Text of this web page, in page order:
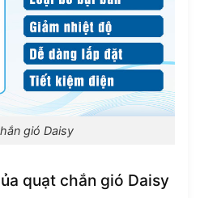
gió Daisy
quạt chắn gió Daisy